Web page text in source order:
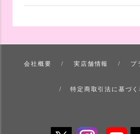
せ。
詳
ません。
詳
会社概要 実店舗情報 プ
特定商取引法に基づく